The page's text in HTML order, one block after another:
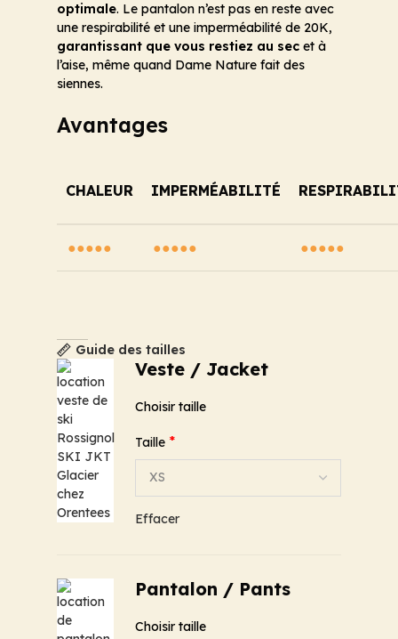
optimale. Le pantalon n’est pas en reste avec
une respirabilité et une imperméabilité de 20K,
garantissant que vous restiez au sec et à
l’aise, même quand Dame Nature fait des
siennes.
Avantages
CHALEUR IMPERMÉABILITÉ
●●●●● ●●●●● ●●●●●
Guide des tailles
Veste / Jacket
Choisir taille
Taille *
Effacer
Pantalon / Pants
Choisir taille